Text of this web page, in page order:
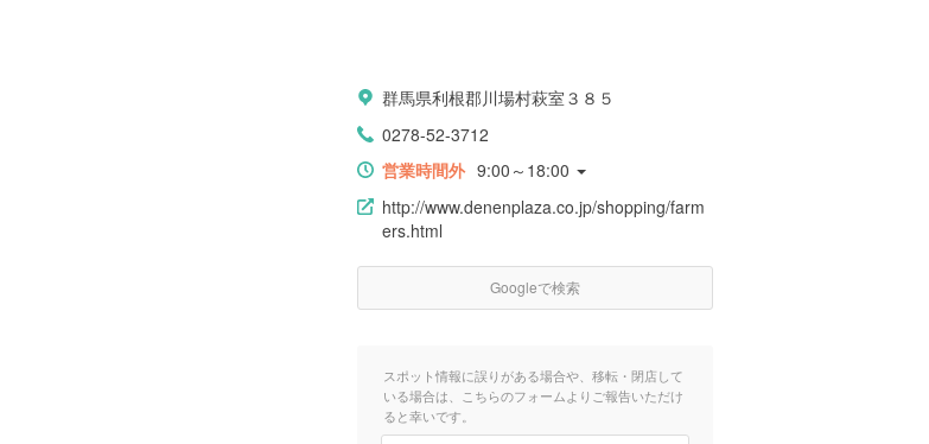
群馬県利根郡川場村萩室３８５
0278-52-3712
営業時間外 9:00～18:00
http://www.denenplaza.co.jp/shopping/farm
ers.html
Googleで検索
スポット情報に誤りがある場合や、移転・閉店して
いる場合は、こちらのフォームよりご報告いただけ
ると幸いです。